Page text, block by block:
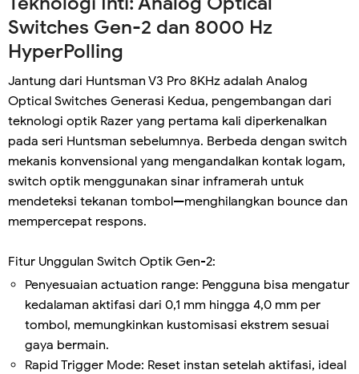
Switches Gen-2 dan 8000 Hz
HyperPolling
Jantung dari Huntsman V3 Pro 8KHz adalah Analog
Optical Switches Generasi Kedua, pengembangan dari
teknologi optik Razer yang pertama kali diperkenalkan
pada seri Huntsman sebelumnya. Berbeda dengan switch
mekanis konvensional yang mengandalkan kontak logam,
switch optik menggunakan sinar inframerah untuk
mendeteksi tekanan tombol—menghilangkan bounce dan
mempercepat respons.
Fitur Unggulan Switch Optik Gen-2:
Penyesuaian actuation range: Pengguna bisa mengatur
kedalaman aktifasi dari 0,1 mm hingga 4,0 mm per
tombol, memungkinkan kustomisasi ekstrem sesuai
gaya bermain.
Rapid Trigger Mode: Reset instan setelah aktifasi, ideal